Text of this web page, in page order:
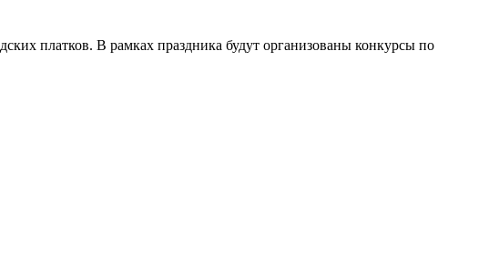
платков. В рамках праздника будут организованы конкурсы по